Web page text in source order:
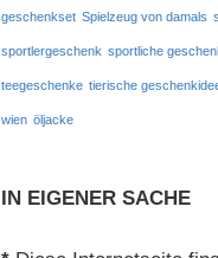
geschenkset Spielzeug von damals
sportlergeschenk sportliche
teegeschenke tierische
wien öljacke
IN EIGENER SACHE